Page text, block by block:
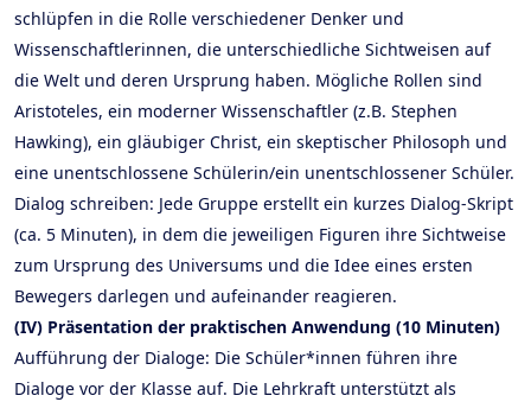
schlüpfen in die Rolle verschiedener Denker und
Wissenschaftlerinnen, die unterschiedliche Sichtweisen auf
die Welt und deren Ursprung haben. Mögliche Rollen sind
Aristoteles, ein moderner Wissenschaftler (z.B. Stephen
Hawking), ein gläubiger Christ, ein skeptischer Philosoph und
eine unentschlossene Schülerin/ein unentschlossener Schüler.
Dialog schreiben: Jede Gruppe erstellt ein kurzes Dialog-Skript
(ca. 5 Minuten), in dem die jeweiligen Figuren ihre Sichtweise
zum Ursprung des Universums und die Idee eines ersten
Bewegers darlegen und aufeinander reagieren.
(IV) Präsentation der praktischen Anwendung (10 Minuten)
Aufführung der Dialoge: Die Schüler*innen führen ihre
Dialoge vor der Klasse auf. Die Lehrkraft unterstützt als